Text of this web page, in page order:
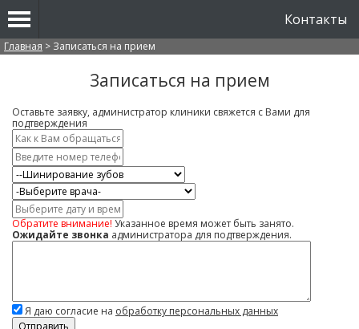
Контакты
Вы здесь
Главная > Записаться на прием
Записаться на прием
Оставьте заявку, администратор клиники свяжется с Вами для
подтверждения
Имя
*
Контактный
телефон
*
Услуга
Врач
Дата
и
время
Обратите внимание! Указанное время может быть занято.
Ожидайте звонка администратора для подтверждения.
Комментарий
Я даю согласие на обработку персональных данных